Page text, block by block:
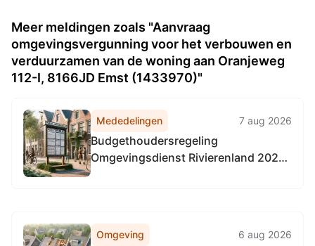
Meer meldingen zoals "Aanvraag
omgevingsvergunning voor het verbouwen en
verduurzamen van de woning aan Oranjeweg
112-I, 8166JD Emst (1433970)"
Mededelingen 7 aug 2026
Budgethoudersregeling
Omgevingsdienst Rivierenland 2026
Omgeving 6 aug 2026